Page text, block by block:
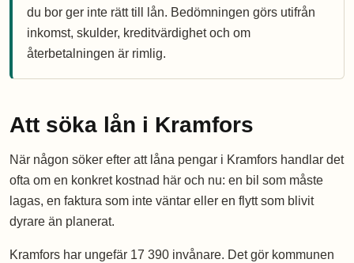
du bor ger inte rätt till lån. Bedömningen görs utifrån
inkomst, skulder, kreditvärdighet och om
återbetalningen är rimlig.
Att söka lån i Kramfors
När någon söker efter att låna pengar i Kramfors handlar det
ofta om en konkret kostnad här och nu: en bil som måste
lagas, en faktura som inte väntar eller en flytt som blivit
dyrare än planerat.
Kramfors har ungefär 17 390 invånare. Det gör kommunen